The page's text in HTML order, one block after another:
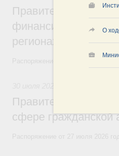
О
Правительство
финансирование на
регионах
Правительство
сфере гражданской